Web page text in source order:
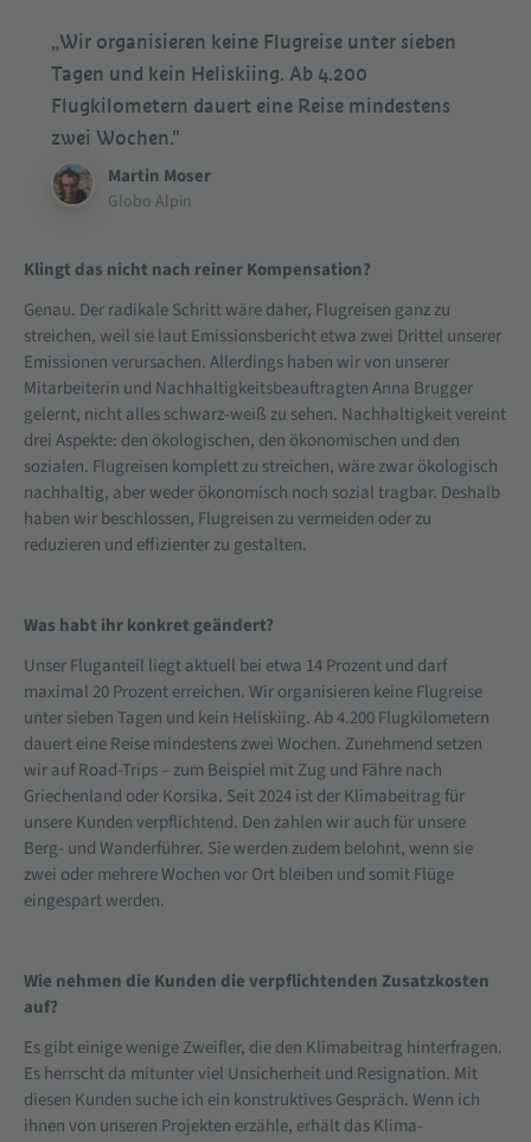
„Wir organisieren keine Flugreise unter sieben
Tagen und kein Heliskiing. Ab 4.200
Flugkilometern dauert eine Reise mindestens
zwei Wochen."
Martin Moser
Globo Alpin
Klingt das nicht nach reiner Kompensation?
Genau. Der radikale Schritt wäre daher, Flugreisen ganz zu
streichen, weil sie laut Emissionsbericht etwa zwei Drittel unserer
Emissionen verursachen. Allerdings haben wir von unserer
Mitarbeiterin und Nachhaltigkeitsbeauftragten Anna Brugger
gelernt, nicht alles schwarz-weiß zu sehen. Nachhaltigkeit vereint
drei Aspekte: den ökologischen, den ökonomischen und den
sozialen. Flugreisen komplett zu streichen, wäre zwar ökologisch
nachhaltig, aber weder ökonomisch noch sozial tragbar. Deshalb
haben wir beschlossen, Flugreisen zu vermeiden oder zu
reduzieren und effizienter zu gestalten.
Was habt ihr konkret geändert?
Unser Fluganteil liegt aktuell bei etwa 14 Prozent und darf
maximal 20 Prozent erreichen. Wir organisieren keine Flugreise
unter sieben Tagen und kein Heliskiing. Ab 4.200 Flugkilometern
dauert eine Reise mindestens zwei Wochen. Zunehmend setzen
wir auf Road-Trips – zum Beispiel mit Zug und Fähre nach
Griechenland oder Korsika. Seit 2024 ist der Klimabeitrag für
unsere Kunden verpflichtend. Den zahlen wir auch für unsere
Berg- und Wanderführer. Sie werden zudem belohnt, wenn sie
zwei oder mehrere Wochen vor Ort bleiben und somit Flüge
eingespart werden.
Wie nehmen die Kunden die verpflichtenden Zusatzkosten
auf?
Es gibt einige wenige Zweifler, die den Klimabeitrag hinterfragen.
Es herrscht da mitunter viel Unsicherheit und Resignation. Mit
diesen Kunden suche ich ein konstruktives Gespräch. Wenn ich
ihnen von unseren Projekten erzähle, erhält das Klima-